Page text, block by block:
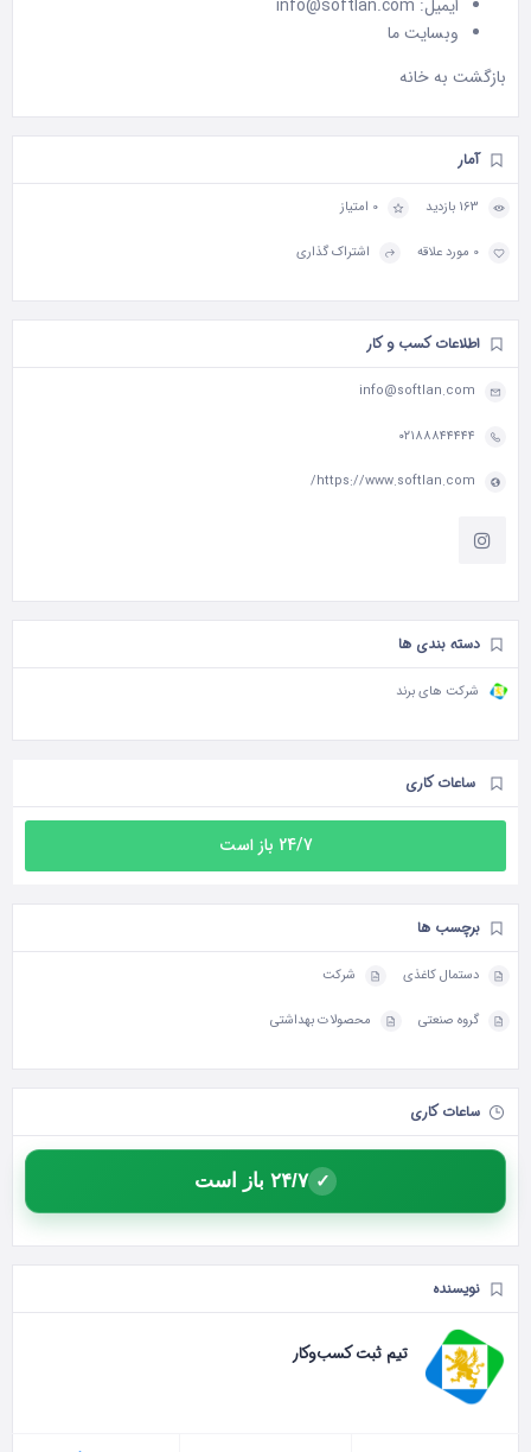
ایمیل: info@softlan.com
وبسایت ما
بازگشت بهخانه
آمار
163 بازدید 0 امتیاز
0 مورد علاقه اشتراک گذاری
اطلاعات کسب و کار
info@softlan.com
۰۲۱۸۸۸۴۴۴۴۴
https://www.softlan.com/
دسته بندی ها
شرکت های برند
ساعات کاری
24/7 باز است
برچسب ها
دستمال کاغذی شرکت
گروه صنعتی محصولات بهداشتی
ساعات کاری
✓ ۲۴/۷ باز است
نویسنده
تیم ثبت کسب‌وکار